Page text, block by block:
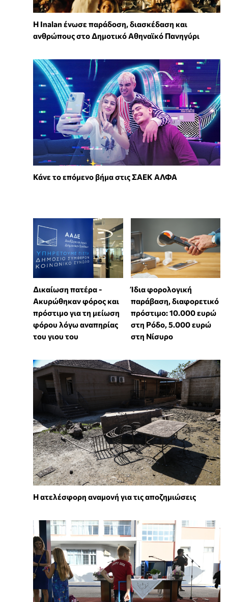
Η Inalan ένωσε παράδοση, διασκέδαση και
ανθρώπους στο Δημοτικό Αθηναϊκό Πανηγύρι
Κάνε το επόμενο βήμα στις ΣΑΕΚ ΑΛΦΑ
Δικαίωση πατέρα -
Ακυρώθηκαν φόρος και
πρόστιμο για τη μείωση
φόρου λόγω αναπηρίας
του γιου του
Ίδια φορολογική
παράβαση, διαφορετικό
πρόστιμο: 10.000 ευρώ
στη Ρόδο, 5.000 ευρώ
στη Νίσυρο
Η ατελέσφορη αναμονή για τις αποζημιώσεις